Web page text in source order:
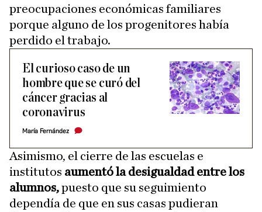
preocupaciones económicas familiares
porque alguno de los progenitores había
perdido el trabajo.
El curioso caso de un
hombre que se curó del
cáncer gracias al
coronavirus
María Fernández
Asimismo, el cierre de las escuelas e
institutos aumentó la desigualdad entre los
alumnos,puesto que su seguimiento
dependía de que en sus casas pudieran